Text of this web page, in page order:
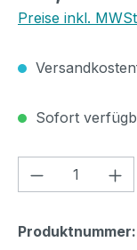
Preise inkl.
Sofort
Produkt
Produktnummer: